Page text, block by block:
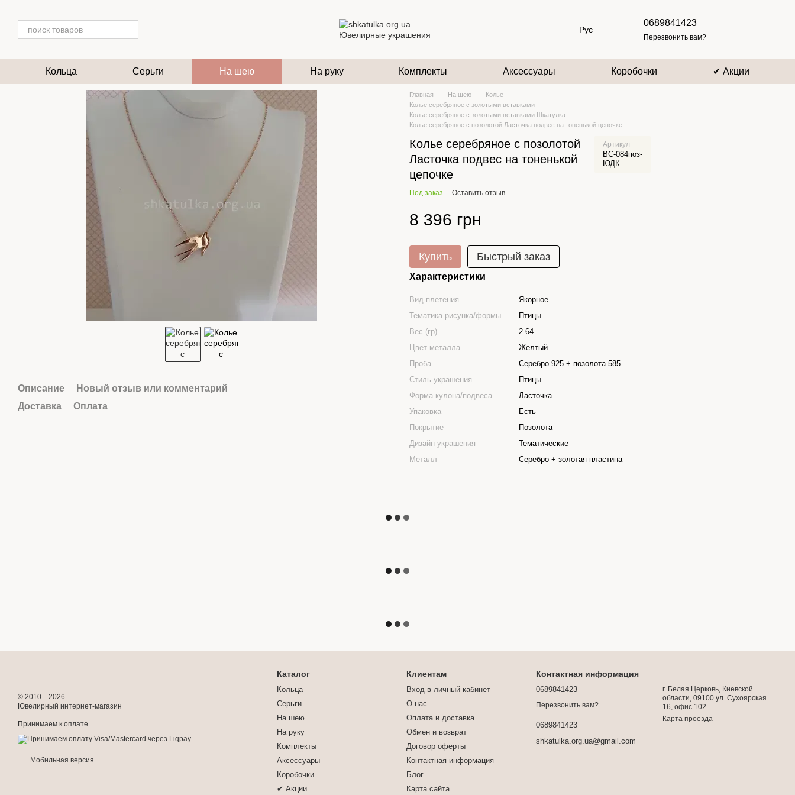
Рус
0689841423
Перезвонить вам?
Кольца Серьги На шею На руку Комплекты Аксессуары Коробочки ✔ Акции
Описание
Новый отзыв или комментарий
Доставка
Оплата
Главная На шею
Колье
Колье серебряное с золотыми вставками
Колье серебряное с золотыми вставками Шкатулка
Колье серебряное с позолотой Ласточка подвес на тоненькой цепочке
Колье серебряное с позолотой
Ласточка подвес на тоненькой
цепочке
Артикул
ВС-084поз-
ЮДК
Под заказ Оставить отзыв
8 396 грн
Купить Быстрый заказ
Характеристики
Вид плетения
Якорное
Тематика рисунка/формы
Птицы
Вес (гр)
2.64
Цвет металла
Желтый
Проба
Серебро 925 + позолота 585
Стиль украшения
Птицы
Форма кулона/подвеса
Ласточка
Упаковка
Есть
Покрытие
Позолота
Дизайн украшения
Тематические
Металл
Серебро + золотая пластина
© 2010—2026
Ювелирный интернет-магазин
Принимаем к оплате
Мобильная версия
Каталог
Кольца
Серьги
На шею
На руку
Комплекты
Аксессуары
Коробочки
✔ Акции
Клиентам
Вход в личный кабинет
О нас
Оплата и доставка
Обмен и возврат
Договор оферты
Контактная информация
Блог
Карта сайта
Контактная информация
0689841423
Перезвонить вам?
0689841423
shkatulka.org.ua@gmail.com
г. Белая Церковь, Киевской
области, 09100 ул. Сухоярская
16, офис 102
Карта проезда